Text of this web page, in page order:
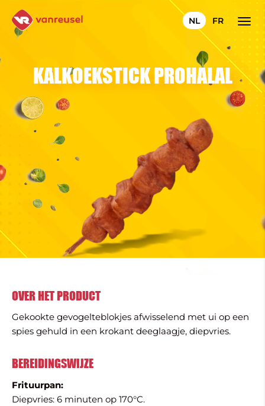
NL FR
KALKOEKSTICK PROHALAL
OVER HET PRODUCT
Gekookte gevogelteblokjes afwisselend met ui op een
spies gehuld in een krokant deeglaagje, diepvries.
BEREIDINGSWIJZE
Frituurpan:
Diepvries: 6 minuten op 170°C.